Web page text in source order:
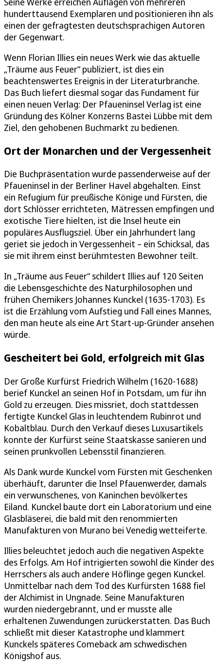
hunderttausend Exemplaren und positionieren ihn als
einen der gefragtesten deutschsprachigen Autoren
der Gegenwart.
Wenn Florian Illies ein neues Werk wie das aktuelle
„Träume aus Feuer“ publiziert, ist dies ein
beachtenswertes Ereignis in der Literaturbranche.
Das Buch liefert diesmal sogar das Fundament für
einen neuen Verlag: Der Pfaueninsel Verlag ist eine
Gründung des Kölner Konzerns Bastei Lübbe mit dem
Ziel, den gehobenen Buchmarkt zu bedienen.
Ort der Monarchen und der Vergessenheit
Die Buchpräsentation wurde passenderweise auf der
Pfaueninsel in der Berliner Havel abgehalten. Einst
ein Refugium für preußische Könige und Fürsten, die
dort Schlösser errichteten, Mätressen empfingen und
exotische Tiere hielten, ist die Insel heute ein
populäres Ausflugsziel. Über ein Jahrhundert lang
geriet sie jedoch in Vergessenheit – ein Schicksal, das
sie mit ihrem einst berühmtesten Bewohner teilt.
In „Träume aus Feuer“ schildert Illies auf 120 Seiten
die Lebensgeschichte des Naturphilosophen und
frühen Chemikers Johannes Kunckel (1635-1703). Es
ist die Erzählung vom Aufstieg und Fall eines Mannes,
den man heute als eine Art Start-up-Gründer ansehen
würde.
Gescheitert bei Gold, erfolgreich mit Glas
Der Große Kurfürst Friedrich Wilhelm (1620-1688)
berief Kunckel an seinen Hof in Potsdam, um für ihn
Gold zu erzeugen. Dies missriet, doch stattdessen
fertigte Kunckel Glas in leuchtendem Rubinrot und
Kobaltblau. Durch den Verkauf dieses Luxusartikels
konnte der Kurfürst seine Staatskasse sanieren und
seinen prunkvollen Lebensstil finanzieren.
Als Dank wurde Kunckel vom Fürsten mit Geschenken
überhäuft, darunter die Insel Pfauenwerder, damals
ein verwunschenes, von Kaninchen bevölkertes
Eiland. Kunckel baute dort ein Laboratorium und eine
Glasbläserei, die bald mit den renommierten
Manufakturen von Murano bei Venedig wetteiferte.
Illies beleuchtet jedoch auch die negativen Aspekte
des Erfolgs. Am Hof intrigierten sowohl die Kinder des
Herrschers als auch andere Höflinge gegen Kunckel.
Unmittelbar nach dem Tod des Kurfürsten 1688 fiel
der Alchimist in Ungnade. Seine Manufakturen
wurden niedergebrannt, und er musste alle
erhaltenen Zuwendungen zurückerstatten. Das Buch
schließt mit dieser Katastrophe und klammert
Kunckels späteres Comeback am schwedischen
Königshof aus.